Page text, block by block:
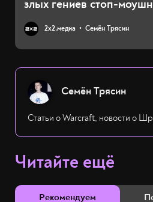
злых гениев стоп-
2х2.медиа Семён Трясин
Семён Трясин
Статьи о Warcraft, новости о
Читайте ещё
Рекомендуем